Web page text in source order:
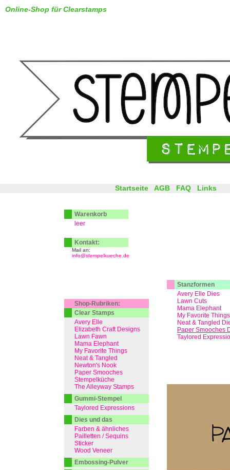
Online-Shop für Clearstamps
Stanzformen
Avery Elle Dies
Lawn Cuts
Mama Elephant
My Favorite Things
Neat & Tangled
Paper Smooches
Taylored
Startseite AGB FAQ Links
Warenkorb
leer
Kontakt:
Mail an:
info@stempelkueche.de
Shop-Rubriken:
Clear Stamps
Avery Elle
Elizabeth Craft Designs
Lawn Fawn
Mama Elephant
My Favorite Things
Neat & Tangled
Newton's Nook
Paper Smooches
Stempelküche
The Alleyway Stamps
Gummi-Stempel
Taylored Expressions
Dies und das
Farben & ähnliches
Pailletten / Sequins
Sticker
Wood Veneer
Embossing-Pulver